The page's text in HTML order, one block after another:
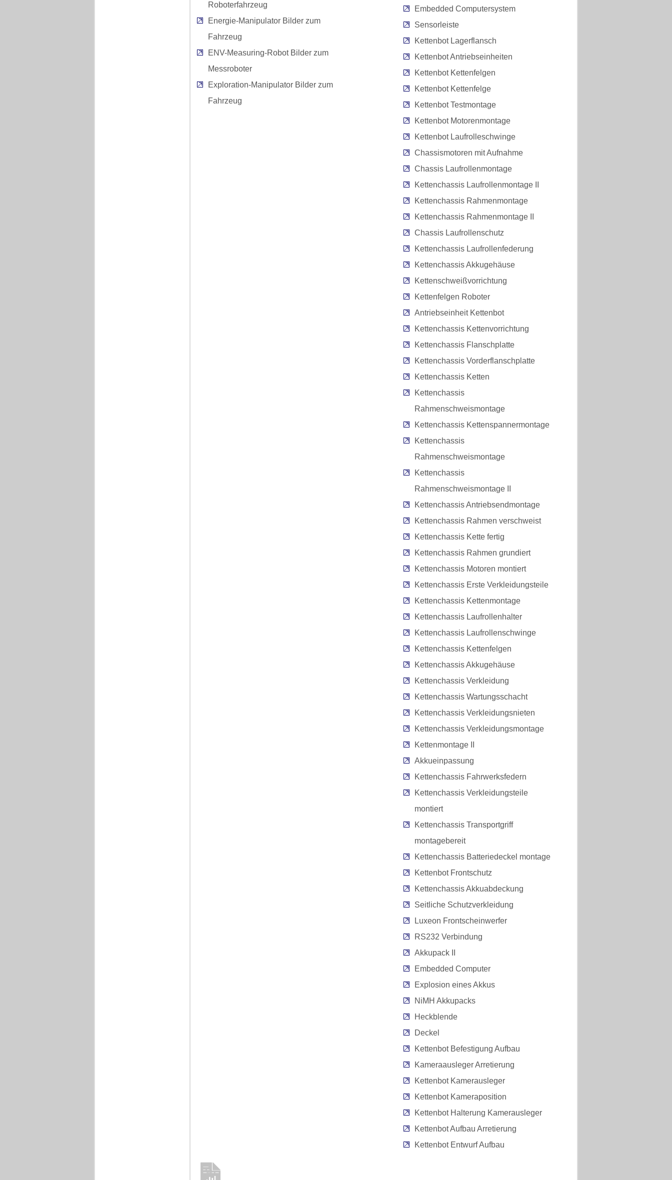
Embedded Computersystem
Sensorleiste
Kettenbot Lagerflansch
Kettenbot Antriebseinheiten
Kettenbot Kettenfelgen
Kettenbot Kettenfelge
Kettenbot Testmontage
Kettenbot Motorenmontage
Kettenbot Laufrolleschwinge
Chassismotoren mit Aufnahme
Chassis Laufrollenmontage
Kettenchassis Laufrollenmontage II
Kettenchassis Rahmenmontage
Kettenchassis Rahmenmontage II
Chassis Laufrollenschutz
Kettenchassis Laufrollenfederung
Kettenchassis Akkugehäuse
Kettenschweißvorrichtung
Kettenfelgen Roboter
Antriebseinheit Kettenbot
Kettenchassis Kettenvorrichtung
Kettenchassis Flanschplatte
Kettenchassis Vorderflanschplatte
Kettenchassis Ketten
Kettenchassis
Rahmenschweismontage
Kettenchassis Kettenspannermontage
Kettenchassis
Rahmenschweismontage
Kettenchassis
Rahmenschweismontage II
Kettenchassis Antriebsendmontage
Kettenchassis Rahmen verschweist
Kettenchassis Kette fertig
Kettenchassis Rahmen grundiert
Kettenchassis Motoren montiert
Kettenchassis Erste Verkleidungsteile
Kettenchassis Kettenmontage
Kettenchassis Laufrollenhalter
Kettenchassis Laufrollenschwinge
Kettenchassis Kettenfelgen
Kettenchassis Akkugehäuse
Kettenchassis Verkleidung
Kettenchassis Wartungsschacht
Kettenchassis Verkleidungsnieten
Kettenchassis Verkleidungsmontage
Kettenmontage II
Akkueinpassung
Kettenchassis Fahrwerksfedern
Kettenchassis Verkleidungsteile
montiert
Kettenchassis Transportgriff
montagebereit
Kettenchassis Batteriedeckel montage
Kettenbot Frontschutz
Kettenchassis Akkuabdeckung
Seitliche Schutzverkleidung
Luxeon Frontscheinwerfer
RS232 Verbindung
Akkupack II
Embedded Computer
Explosion eines Akkus
NiMH Akkupacks
Heckblende
Deckel
Kettenbot Befestigung Aufbau
Kameraausleger Arretierung
Kettenbot Kamerausleger
Kettenbot Kameraposition
Kettenbot Halterung Kamerausleger
Kettenbot Aufbau Arretierung
Kettenbot Entwurf Aufbau
Roboterfahrzeug
Energie-Manipulator Bilder zum
Fahrzeug
ENV-Measuring-Robot Bilder zum
Messroboter
Exploration-Manipulator Bilder zum
Fahrzeug